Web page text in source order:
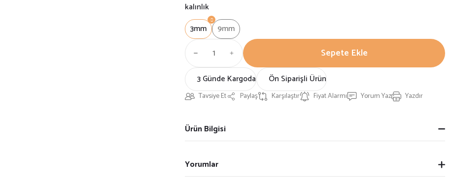
kalınlık
3mm
9mm
Sepete Ekle
3 Günde Kargoda Ön Siparişli Ürün
Tavsiye Et Paylaş Karşılaştır Fiyat Alarmı Yorum Yaz Yazdır
Ürün Bilgisi
Yorumlar